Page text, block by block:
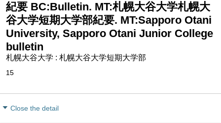
紀要 BC:Bulletin. MT:札幌大谷大学札幌大
谷大学短期大学部紀要. MT:Sapporo Otani
University, Sapporo Otani Junior College
bulletin
札幌大谷大学 : 札幌大谷大学短期大学部
15
Close the detail